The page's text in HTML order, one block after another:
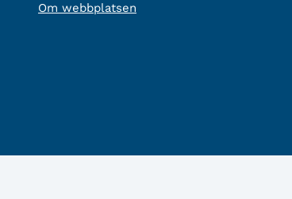
Om webbplatsen